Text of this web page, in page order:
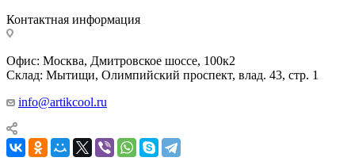
Контактная информация
Офис: Москва, Дмитровское шоссе, 100к2
Склад: Мытищи, Олимпийский проспект, влад. 43, стр. 1
info@artikcool.ru